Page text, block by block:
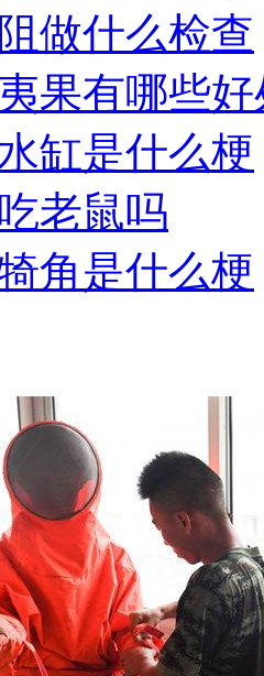
做什么检查
果有哪些好
缸是什么梗
老鼠吗
角是什么梗